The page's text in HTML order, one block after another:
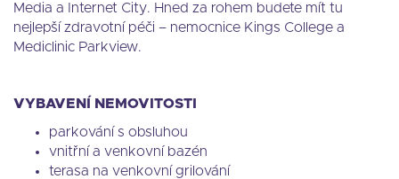
Media a Internet City. Hned za rohem budete mít tu
nejlepší zdravotní péči – nemocnice Kings College a
Mediclinic Parkview.
VYBAVENÍ NEMOVITOSTI
parkování s obsluhou
vnitřní a venkovní bazén
terasa na venkovní grilování